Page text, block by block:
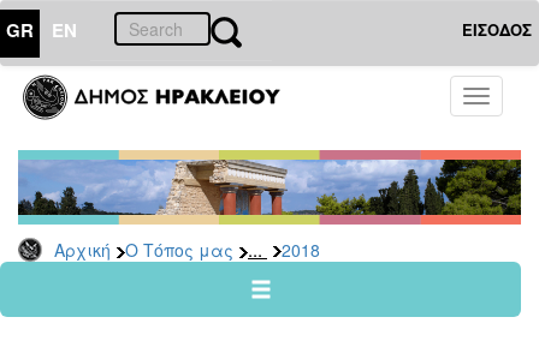
GR EN ΕΙΣΟΔΟΣ
Toggle
Αρχική Ο Τόπος μας ... 2018
ΤΟΠΟΣ
ΜΑΣ
Ανακοινώσεις
Αρχείο
2026
2024